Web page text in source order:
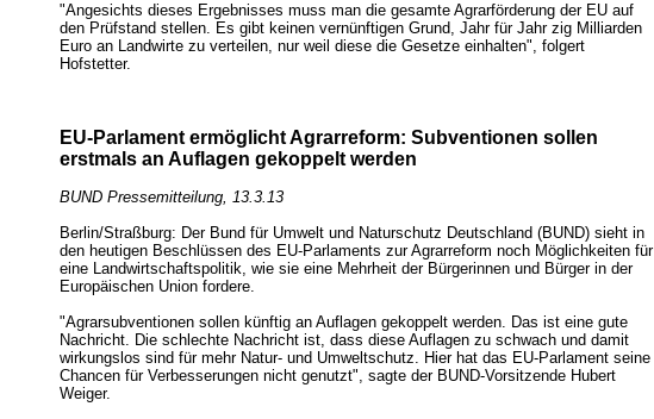
"Angesichts dieses Ergebnisses muss man die gesamte Agrarförderung der EU auf
den Prüfstand stellen. Es gibt keinen vernünftigen Grund, Jahr für Jahr zig Milliarden
Euro an Landwirte zu verteilen, nur weil diese die Gesetze einhalten", folgert
Hofstetter.
EU-Parlament ermöglicht Agrarreform: Subventionen sollen
erstmals an Auflagen gekoppelt werden
BUND Pressemitteilung, 13.3.13
Berlin/Straßburg: Der Bund für Umwelt und Naturschutz Deutschland (BUND) sieht in
den heutigen Beschlüssen des EU-Parlaments zur Agrarreform noch Möglichkeiten für
eine Landwirtschaftspolitik, wie sie eine Mehrheit der Bürgerinnen und Bürger in der
Europäischen Union fordere.
"Agrarsubventionen sollen künftig an Auflagen gekoppelt werden. Das ist eine gute
Nachricht. Die schlechte Nachricht ist, dass diese Auflagen zu schwach und damit
wirkungslos sind für mehr Natur- und Umweltschutz. Hier hat das EU-Parlament seine
Chancen für Verbesserungen nicht genutzt", sagte der BUND-Vorsitzende Hubert
Weiger.